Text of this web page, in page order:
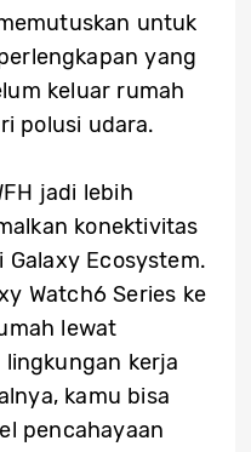
untuk
yang
keluar rumah
polusi udara.
jadi lebih
konektivitas
Ecosystem.
Watch6 Series ke
lewat
kerja
kamu bisa
pencahayaan